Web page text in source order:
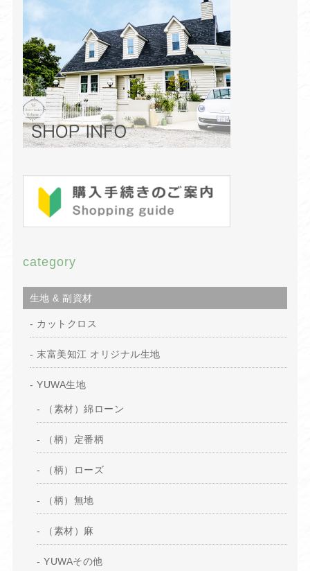
category
生地 & 副資材
カットクロス
末富美知江 オリジナル生地
YUWA生地
（素材）綿ローン
（柄）定番柄
（柄）ローズ
（柄）無地
（素材）麻
YUWAその他